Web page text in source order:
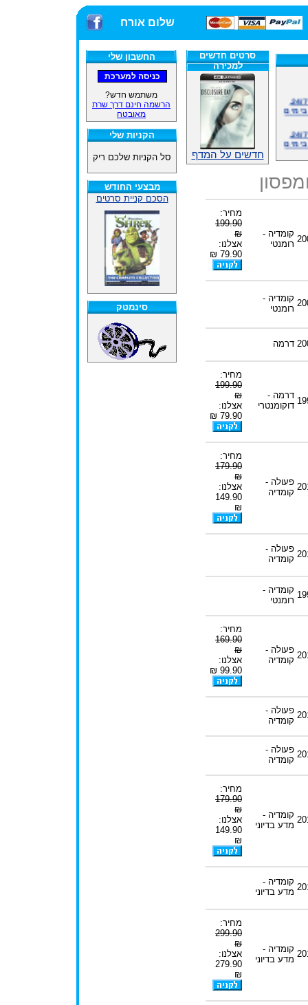
שלום אורח
החשבון שלי
משתמש חדש?
הרשמה חינם דרך שרת
מאובטח
הקניות שלי
סל הקניות שלכם ריק
מבצעי החודש
הסכם קניית סרטים
סינמטק
סרטים חדשים
למכירה
חדשים על המדף
קומדיה -
רומנטי
מחיר:
199.90
₪
אצלנו:
79.90 ₪
קומדיה -
רומנטי
דרמה
דרמה -
דוקומנטרי
מחיר:
199.90
₪
אצלנו:
79.90 ₪
פעולה -
קומדיה
מחיר:
179.90
₪
אצלנו:
149.90
₪
פעולה -
קומדיה
קומדיה -
רומנטי
פעולה -
קומדיה
מחיר:
169.90
₪
אצלנו:
99.90 ₪
פעולה -
קומדיה
פעולה -
קומדיה
קומדיה -
מדע בדיוני
מחיר:
179.90
₪
אצלנו:
149.90
₪
קומדיה -
מדע בדיוני
קומדיה -
מדע בדיוני
מחיר:
299.90
₪
אצלנו:
279.90
₪